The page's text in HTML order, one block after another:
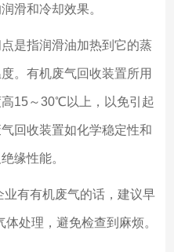
滑和冷却效果。
是指润滑油加热到它的蒸
。有机废气回收装置所用
15～30℃以上，以免引起
回收装置如化学稳定性和
缘性能。
有有机废气的话，建议早
体处理，避免检查到麻烦。